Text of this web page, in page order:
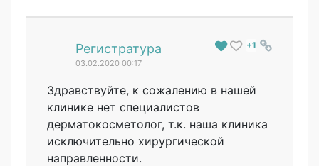
# +1
Регистратура
03.02.2020 00:17
Здравствуйте, к сожалению в нашей
клинике нет специалистов
дерматокосметолог, т.к. наша клиника
исключительно хирургической
направленности.